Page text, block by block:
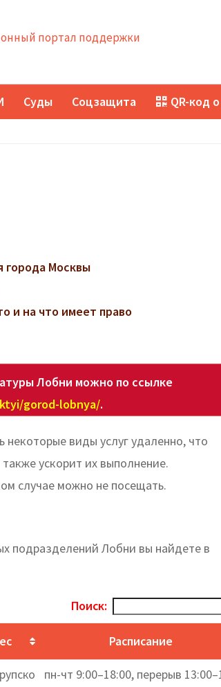
портал поддержки
Суды Соцзащита QR-код
города Москвы
и на что имеет право
Лобни можно по ссылке
gorod-lobnya/.
некоторые виды услуг удаленно, что
ускорит их выполнение.
случае можно не посещать.
подразделений Лобни вы найдете в
Поиск:
Расписание
пн-чт 9:00–18:00, перерыв